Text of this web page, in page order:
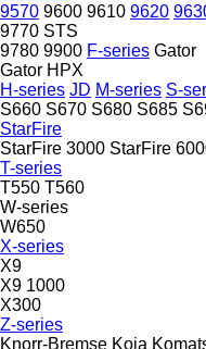
9570 9600 9610 9620
9770 STS
9780 9900 F-series Gator
Gator HPX
H-series JD M-series S-
S660 S670 S680 S685
StarFire
StarFire 3000 StarFire
T-series
T550 T560
W-series
W650
X-series
X9
X9 1000
X300
Z-series
Knorr-Bremse Koja